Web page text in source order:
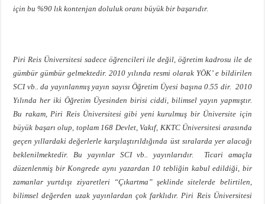
için bu %90 lık kontenjan doluluk oranı büyük bir başarıdır.
Piri Reis Üniversitesi sadece öğrencileri ile değil, öğretim kadrosu ile de
gümbür gümbür gelmektedir. 2010 yılında resmi olarak YÖK’ e bildirilen
SCI vb.. da yayınlanmış yayın sayısı Öğretim Üyesi başına 0.55 dir. 2010
Yılında her iki Öğretim Üyesinden birisi ciddi, bilimsel yayın yapmıştır.
Bu rakam, Piri Reis Üniversitesi gibi yeni kurulmuş bir Üniversite için
büyük başarı olup, toplam 168 Devlet, Vakıf, KKTC Üniversitesi arasında
geçen yıllardaki değerlerle karşılaştırıldığında üst sıralarda yer alacağı
beklenilmektedir. Bu yayınlar SCI vb.. yayınlarıdır. Ticari amaçla
düzenlenmiş bir Kongrede aynı yazardan 10 tebliğin kabul edildiği, bir
zamanlar yurtdışı ziyaretleri “Çıkartma” şeklinde sitelerde belirtilen,
bilimsel değerden uzak yayınlardan çok farklıdır. Piri Reis Üniversitesi